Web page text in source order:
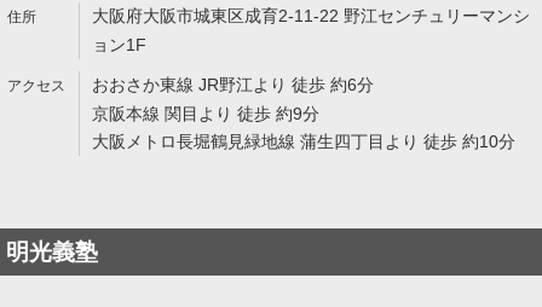
大阪府大阪市城東区成育2-11-22 野江センチュリーマンシ
ョン1F
おおさか東線 JR野江より 徒歩 約6分
京阪本線 関目より 徒歩 約9分
大阪メトロ長堀鶴見緑地線 蒲生四丁目より 徒歩 約10分
明光義塾